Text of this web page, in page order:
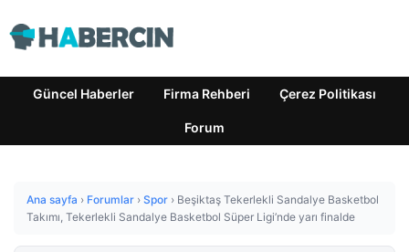
Güncel Haberler Firma Rehberi Çerez Politikası
Forum
Ana sayfa › Forumlar › Spor › Beşiktaş Tekerlekli Sandalye Basketbol
Takımı, Tekerlekli Sandalye Basketbol Süper Ligi’nde yarı finalde